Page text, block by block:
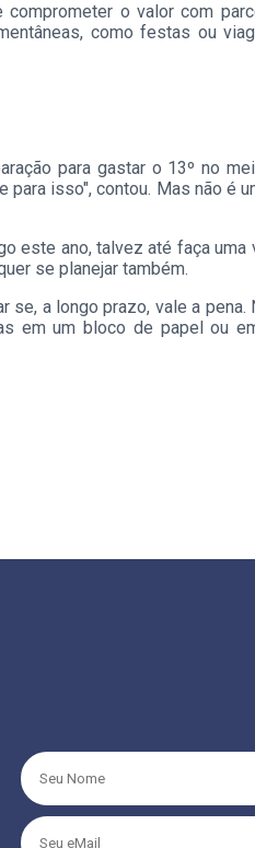
o valor com
como festas ou
para gastar o 13º no
isso", contou. Mas não
este ano, talvez até faça
se planejar também.
a longo prazo, vale a
em um bloco de papel ou